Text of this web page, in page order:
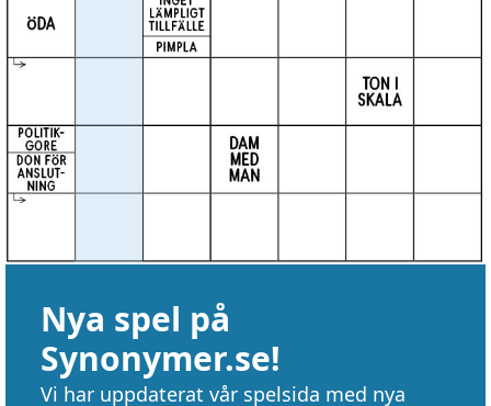
Nya spel på
Synonymer.se!
Vi har uppdaterat vår spelsida med nya